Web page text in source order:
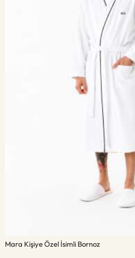
Mara Kişiye Özel İsimli Bornoz